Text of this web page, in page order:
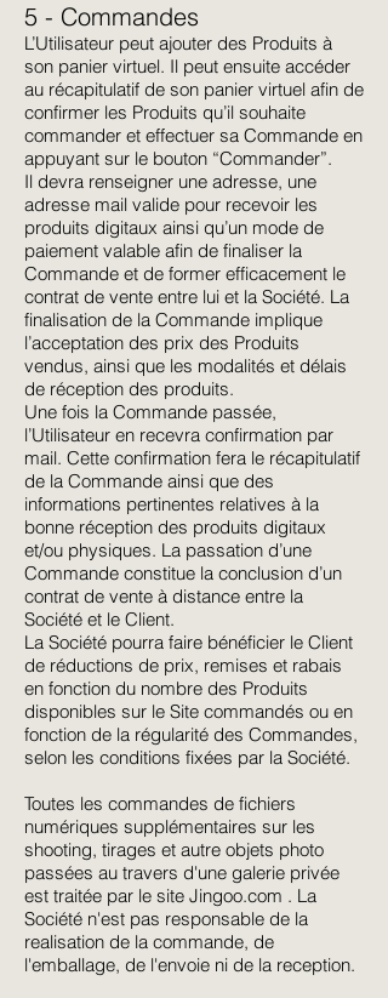
5 - Commandes
L’Utilisateur peut ajouter des Produits à
son panier virtuel. Il peut ensuite accéder
au récapitulatif de son panier virtuel afin de
confirmer les Produits qu’il souhaite
commander et effectuer sa Commande en
appuyant sur le bouton “Commander”.
Il devra renseigner une adresse, une
adresse mail valide pour recevoir les
produits digitaux ainsi qu’un mode de
paiement valable afin de finaliser la
Commande et de former efficacement le
contrat de vente entre lui et la Société. La
finalisation de la Commande implique
l’acceptation des prix des Produits
vendus, ainsi que les modalités et délais
de réception des produits.
Une fois la Commande passée,
l’Utilisateur en recevra confirmation par
mail. Cette confirmation fera le récapitulatif
de la Commande ainsi que des
informations pertinentes relatives à la
bonne réception des produits digitaux
et/ou physiques. La passation d’une
Commande constitue la conclusion d’un
contrat de vente à distance entre la
Société et le Client.
La Société pourra faire bénéficier le Client
de réductions de prix, remises et rabais
en fonction du nombre des Produits
disponibles sur le Site commandés ou en
fonction de la régularité des Commandes,
selon les conditions fixées par la Société.
Toutes les commandes de fichiers
numériques supplémentaires sur les
shooting, tirages et autre objets photo
passées au travers d'une galerie privée
est traitée par le site Jingoo.com . La
Société n'est pas responsable de la
realisation de la commande, de
l'emballage, de l'envoie ni de la reception.